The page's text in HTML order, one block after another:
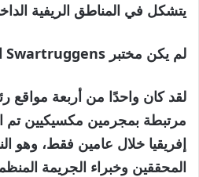
يتشكل في المناطق الريفية
لم يكن مختبر Swartruggens اكتشافًا منعزلاً.
لقد كان واحدًا من أربعة مواقع
مرتبطة بمجرمين مكسيكيين تم
إفريقيا خلال عامين فقط، وهو
المحققين وخبراء الجريمة